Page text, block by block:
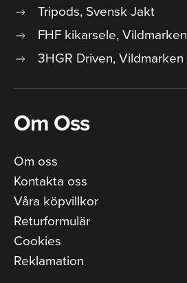
Tripods, Svensk Jakt
FHF kikarsele, Vildmarken
3HGR Driven, Vildmarken
Om Oss
Om oss
Kontakta oss
Våra köpvillkor
Returformulär
Cookies
Reklamation